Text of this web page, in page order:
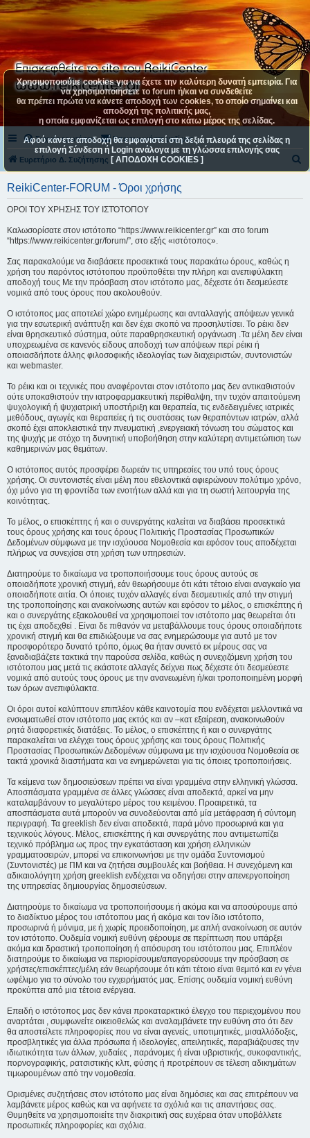
Συχνές ερωτήσεις Επικοινωνήστε μαζί μας
Ευρετήριο Δ. Συζήτησης
ReikiCenter-FORUM - Όροι χρήσης
ΟΡΟΙ ΤΟΥ ΧΡΗΣΗΣ ΤΟΥ ΙΣΤΌΤΟΠΟΥ
Καλωσορίσατε στον ιστότοπο “https://www.reikicenter.gr” και στο forum
“https://www.reikicenter.gr/forum/”, στο εξής «ιστότοπος».
Σας παρακαλούμε να διαβάσετε προσεκτικά τους παρακάτω όρους, καθώς η
χρήση του παρόντος ιστότοπου προϋποθέτει την πλήρη και ανεπιφύλακτη
αποδοχή τους Με την πρόσβαση στον ιστότοπο μας, δέχεστε ότι δεσμεύεστε
νομικά από τους όρους που ακολουθούν.
Ο ιστότοπος μας αποτελεί χώρο ενημέρωσης και ανταλλαγής απόψεων γενικά
για την εσωτερική ανάπτυξη και δεν έχει σκοπό να προσηλυτίσει. To ρέικι δεν
είναι θρησκευτικό σύστημα, ούτε παραθρησκευτική οργάνωση .Τα μέλη δεν είναι
υποχρεωμένα σε κανενός είδους αποδοχή των απόψεων περί ρέικι ή
οποιασδήποτε άλλης φιλοσοφικής ιδεολογίας των διαχειριστών, συντονιστών
και webmaster.
Το ρέικι και οι τεχνικές που αναφέρονται στον ιστότοπο μας δεν αντικαθιστούν
ούτε υποκαθιστούν την ιατροφαρμακευτική περίθαλψη, την τυχόν απαιτούμενη
ψυχολογική ή ψυχιατρική υποστήριξη και θεραπεία, τις ενδεδειγμένες ιατρικές
μεθόδους, αγωγές και θεραπείες ή τις συστάσεις των θεραπόντων ιατρών, αλλά
σκοπό έχει αποκλειστικά την πνευματική ,ενεργειακή τόνωση του σώματος και
της ψυχής με στόχο τη δυνητική υποβοήθηση στην καλύτερη αντιμετώπιση των
καθημερινών μας θεμάτων.
Ο ιστότοπος αυτός προσφέρει δωρεάν τις υπηρεσίες του υπό τους όρους
χρήσης. Οι συντονιστές είναι μέλη που εθελοντικά αφιερώνουν πολύτιμο χρόνο,
όχι μόνο για τη φροντίδα των ενοτήτων αλλά και για τη σωστή λειτουργία της
κοινότητας.
Το μέλος, ο επισκέπτης ή και ο συνεργάτης καλείται να διαβάσει προσεκτικά
τους όρους χρήσης και τους όρους Πολιτικής Προστασίας Προσωπικών
Δεδομένων σύμφωνα με την ισχύουσα Νομοθεσία και εφόσον τους αποδέχεται
πλήρως να συνεχίσει στη χρήση των υπηρεσιών.
Διατηρούμε το δικαίωμα να τροποποιήσουμε τους όρους αυτούς σε
οποιαδήποτε χρονική στιγμή, εάν θεωρήσουμε ότι κάτι τέτοιο είναι αναγκαίο για
οποιαδήποτε αιτία. Οι όποιες τυχόν αλλαγές είναι δεσμευτικές από την στιγμή
της τροποποίησης και ανακοίνωσης αυτών και εφόσον το μέλος, ο επισκέπτης ή
και ο συνεργάτης εξακολουθεί να χρησιμοποιεί τον ιστότοπο μας θεωρείται ότι
τις έχει αποδεχθεί . Είναι δε πιθανόν να μεταβάλλουμε τους όρους οποιαδήποτε
χρονική στιγμή και θα επιδιώξουμε να σας ενημερώσουμε για αυτό με τον
προσφορότερο δυνατό τρόπο, όμως θα ήταν συνετό εκ μέρους σας να
ξαναδιαβάζετε τακτικά την παρούσα σελίδα, καθώς η συνεχιζόμενη χρήση του
ιστότοπου μας μετά τις εκάστοτε αλλαγές δείχνει πως δέχεστε ότι δεσμεύεστε
νομικά από αυτούς τους όρους με την ανανεωμένη ή/και τροποποιημένη μορφή
των όρων ανεπιφύλακτα.
Οι όροι αυτοί καλύπτουν επιπλέον κάθε καινοτομία που ενδέχεται μελλοντικά να
ενσωματωθεί στον ιστότοπο μας εκτός και αν –κατ εξαίρεση, ανακοινωθούν
ρητά διαφορετικές διατάξεις. Το μέλος, ο επισκέπτης ή και ο συνεργάτης
παρακαλείται να ελέγχει τους όρους χρήσης και τους όρους Πολιτικής
Προστασίας Προσωπικών Δεδομένων σύμφωνα με την ισχύουσα Νομοθεσία σε
τακτά χρονικά διαστήματα και να ενημερώνεται για τις όποιες τροποποιήσεις.
Τα κείμενα των δημοσιεύσεων πρέπει να είναι γραμμένα στην ελληνική γλώσσα.
Αποσπάσματα γραμμένα σε άλλες γλώσσες είναι αποδεκτά, αρκεί να μην
καταλαμβάνουν το μεγαλύτερο μέρος του κειμένου. Προαιρετικά, τα
αποσπάσματα αυτά μπορούν να συνοδεύονται από μία μετάφραση ή σύντομη
περιγραφή. Τα greeklish δεν είναι αποδεκτά, παρά μόνο προσωρινά και για
τεχνικούς λόγους. Μέλος, επισκέπτης ή και συνεργάτης που αντιμετωπίζει
τεχνικό πρόβλημα ως προς την εγκατάσταση και χρήση ελληνικών
γραμματοσειρών, μπορεί να επικοινωνήσει με την ομάδα Συντονισμού
(Συντονιστές) με ΠΜ και να ζητήσει συμβουλές και βοήθεια. Η συνεχόμενη και
αδικαιολόγητη χρήση greeklish ενδέχεται να οδηγήσει στην απενεργοποίηση
της υπηρεσίας δημιουργίας δημοσιεύσεων.
Διατηρούμε το δικαίωμα να τροποποιήσουμε ή ακόμα και να αποσύρουμε από
το διαδίκτυο μέρος του ιστότοπου μας ή ακόμα και τον ίδιο ιστότοπο,
προσωρινά ή μόνιμα, με ή χωρίς προειδοποίηση, με απλή ανακοίνωση σε αυτόν
τον ιστότοπο. Ουδεμία νομική ευθύνη φέρουμε σε περίπτωση που υπάρξει
ακόμα και δραστική τροποποίηση ή απόσυρση του ιστότοπου μας. Επιπλέον
διατηρούμε το δικαίωμα να περιορίσουμε/απαγορεύσουμε την πρόσβαση σε
χρήστες/επισκέπτες/μέλη εάν θεωρήσουμε ότι κάτι τέτοιο είναι θεμιτό και εν γένει
ωφέλιμο για το σύνολο του εγχειρήματός μας. Επίσης ουδεμία νομική ευθύνη
προκύπτει από μια τέτοια ενέργεια.
Επειδή ο ιστότοπος μας δεν κάνει προκαταρκτικό έλεγχο του περιεχομένου που
αναρτάται , συμφωνείτε οικειοθελώς και αναλαμβάνετε την ευθύνη στο ότι δεν
θα αποστείλετε πληροφορίες που να είναι αγενείς, υποτιμητικές, μισαλλόδοξες,
προσβλητικές για άλλα πρόσωπα ή ιδεολογίες, απειλητικές, παραβιάζουσες την
ιδιωτικότητα των άλλων, χυδαίες , παράνομες ή είναι υβριστικής, συκοφαντικής,
πορνογραφικής, ρατσιστικής κλπ, φύσης ή προτρέπουν σε τέλεση αδικημάτων
τιμωρουμένων από την νομοθεσία.
Ορισμένες συζητήσεις στον ιστότοπο μας είναι δημόσιες και σας επιτρέπουν να
λαμβάνετε μέρος καθώς και να αφήνετε τα σχόλιά και τις απαντήσεις σας.
Θυμηθείτε να χρησιμοποιείτε την διακριτική σας ευχέρεια όταν υποβάλλετε
προσωπικές πληροφορίες και σχόλια.
Χρησιμοποιούμε cookies για να έχετε την καλύτερη δυνατή εμπειρία. Για
να χρησιμοποιήσετε το forum ή/και να συνδεθείτε
θα πρέπει πρώτα να κάνετε αποδοχή των cookies, το οποίο σημαίνει και
αποδοχή της πολιτικής μας,
η οποία εμφανίζεται ως επιλογή στο κάτω μέρος της σελίδας.
Αφού κάνετε αποδοχή θα εμφανιστεί στη δεξιά πλευρά της σελίδας η
επιλογή Σύνδεση ή Login ανάλογα με τη γλώσσα επιλογής σας
[ ΑΠΟΔΟΧΗ COOKIES ]